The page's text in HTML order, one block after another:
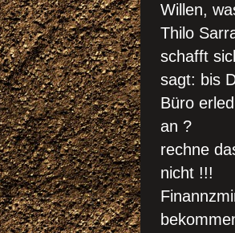
Willen,
Thilo
schafft
sagt: bis
Büro
an ?
rechne
nicht !!!